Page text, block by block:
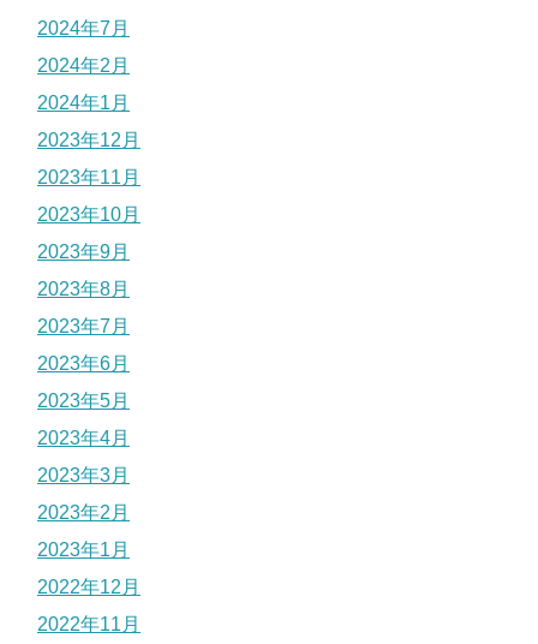
2024年7月
2024年2月
2024年1月
2023年12月
2023年11月
2023年10月
2023年9月
2023年8月
2023年7月
2023年6月
2023年5月
2023年4月
2023年3月
2023年2月
2023年1月
2022年12月
2022年11月